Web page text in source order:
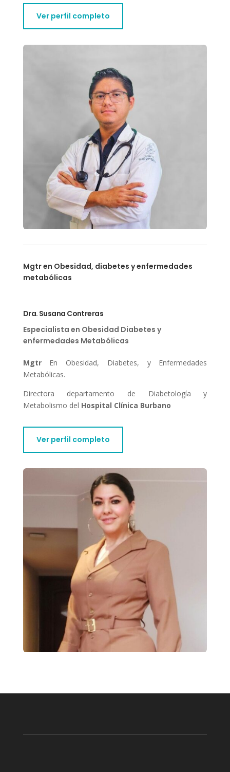
Ver perfil completo
Mgtr en Obesidad, diabetes y enfermedades
metabólicas
Dra. Susana Contreras
Especialista en Obesidad Diabetes y
enfermedades Metabólicas
Mgtr En Obesidad, Diabetes, y Enfermedades
Metabólicas.
Directora departamento de Diabetología y
Metabolismo del Hospital Clínica Burbano
Ver perfil completo